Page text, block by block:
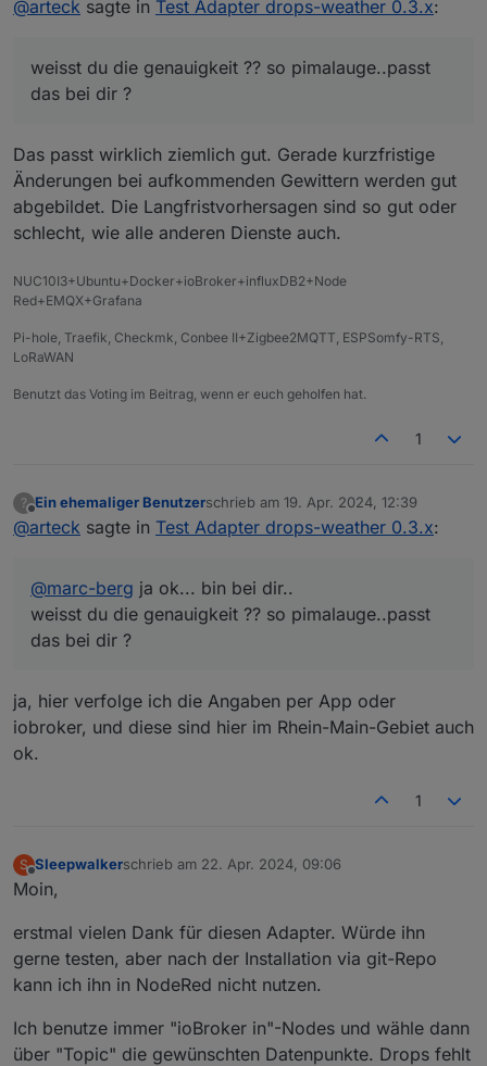
@arteck sagte in Test Adapter drops-weather 0.3.x:
weisst du die genauigkeit ?? so pimalauge..passt
das bei dir ?
Das passt wirklich ziemlich gut. Gerade kurzfristige
Änderungen bei aufkommenden Gewittern werden gut
abgebildet. Die Langfristvorhersagen sind so gut oder
schlecht, wie alle anderen Dienste auch.
NUC10I3+Ubuntu+Docker+ioBroker+influxDB2+Node
Red+EMQX+Grafana
Pi-hole, Traefik, Checkmk, Conbee II+Zigbee2MQTT, ESPSomfy-RTS,
LoRaWAN
Benutzt das Voting im Beitrag, wenn er euch geholfen hat.
1
?
Offline
Ein ehemaliger Benutzerschrieb am 19. Apr. 2024, 12:39
zuletzt editiert von
@arteck sagte in Test Adapter drops-weather 0.3.x:
@marc-berg ja ok... bin bei dir..
weisst du die genauigkeit ?? so pimalauge..passt
das bei dir ?
ja, hier verfolge ich die Angaben per App oder
iobroker, und diese sind hier im Rhein-Main-Gebiet auch
ok.
1
S
Offline
Sleepwalkerschrieb am 22. Apr. 2024, 09:06
zuletzt editiert von
Moin,
erstmal vielen Dank für diesen Adapter. Würde ihn
gerne testen, aber nach der Installation via git-Repo
kann ich ihn in NodeRed nicht nutzen.
Ich benutze immer "ioBroker in"-Nodes und wähle dann
über "Topic" die gewünschten Datenpunkte. Drops fehlt